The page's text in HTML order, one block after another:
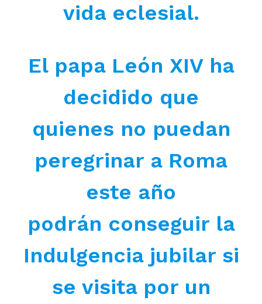
vida eclesial.
El papa León XIV ha
decidido que
quienes no puedan
peregrinar a Roma
este año
podrán conseguir la
Indulgencia jubilar si
se visita por un